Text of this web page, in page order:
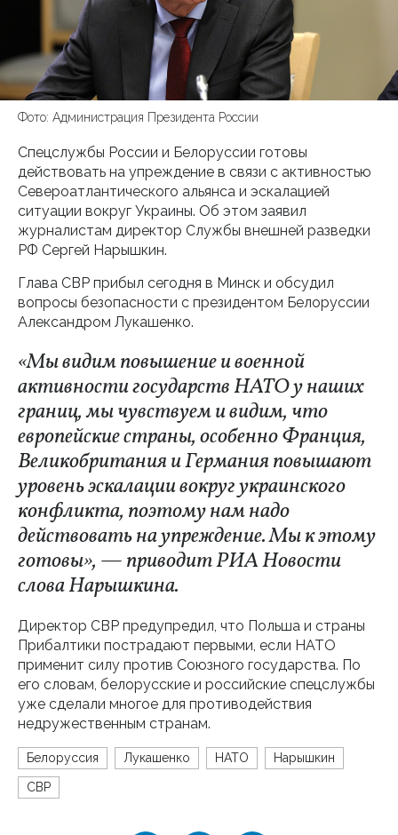
Фото: Администрация Президента России
Спецслужбы России и Белоруссии готовы
действовать на упреждение в связи с активностью
Североатлантического альянса и эскалацией
ситуации вокруг Украины. Об этом заявил
журналистам директор Службы внешней разведки
РФ Сергей Нарышкин.
Глава СВР прибыл сегодня в Минск и обсудил
вопросы безопасности с президентом Белоруссии
Александром Лукашенко.
«Мы видим повышение и военной
активности государств НАТО у наших
границ, мы чувствуем и видим, что
европейские страны, особенно Франция,
Великобритания и Германия повышают
уровень эскалации вокруг украинского
конфликта, поэтому нам надо
действовать на упреждение. Мы к этому
готовы», — приводит РИА Новости
слова Нарышкина.
Директор СВР предупредил, что Польша и страны
Прибалтики пострадают первыми, если НАТО
применит силу против Союзного государства. По
его словам, белорусские и российские спецслужбы
уже сделали многое для противодействия
недружественным странам.
Белоруссия Лукашенко НАТО Нарышкин
СВР